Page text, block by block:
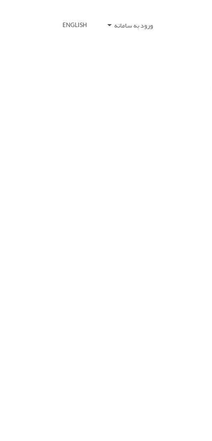
ورود به سامانه ENGLISH